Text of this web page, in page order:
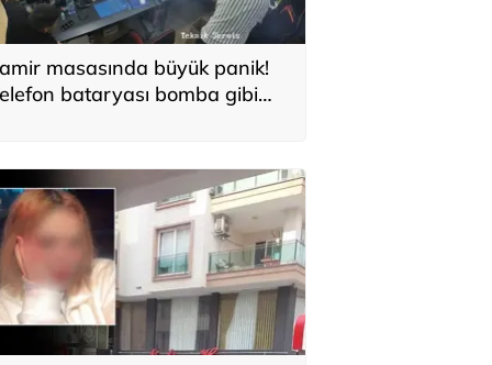
masasında büyük panik!
bataryası bomba gibi